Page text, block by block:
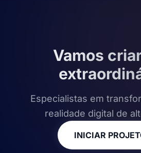
Vamos
Especialistas em
realidade digital de
INICIAR